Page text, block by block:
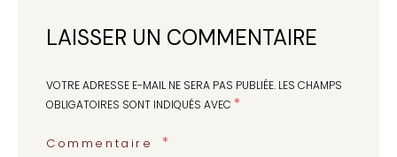
LAISSER UN COMMENTAIRE
VOTRE ADRESSE E-MAIL NE SERA PAS PUBLIÉE. LES CHAMPS
OBLIGATOIRES SONT INDIQUÉS AVEC *
Commentaire